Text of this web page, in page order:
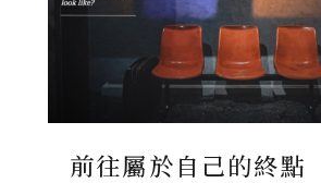
前往屬於自己的終點